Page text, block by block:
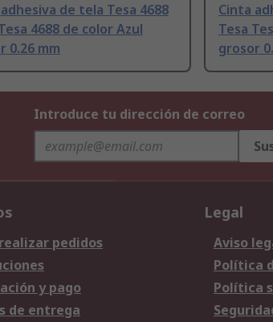
de tela Tesa 4688
4688 de color Azul
0.26 mm
Cinta
Tesa
grosor
Introduce tu dirección de correo
pedidos
y pago
de entrega
Legal
Aviso
Política
Política